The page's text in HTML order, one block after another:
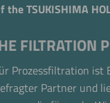
the TSUKISHIMA
FILTRATION
Prozessfiltration ist
Partner und